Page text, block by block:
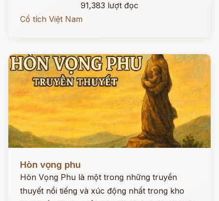
91,383 lượt đọc
Cổ tích Việt Nam
Hòn vọng phu
Hòn Vọng Phu là một trong những truyền
thuyết nổi tiếng và xúc động nhất trong kho